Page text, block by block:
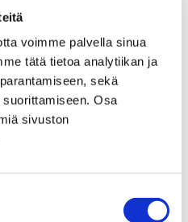
voimme palvella sinua
tätä tietoa analytiikan ja
sekä
Osa
sivuston
pöytäkirjoissa